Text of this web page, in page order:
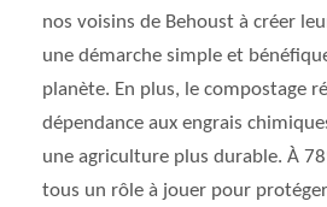
nos voisins de Behoust à créer
une démarche simple et
planète. En plus, le compostage
dépendance aux engrais
une agriculture plus durable. À
tous un rôle à jouer pour